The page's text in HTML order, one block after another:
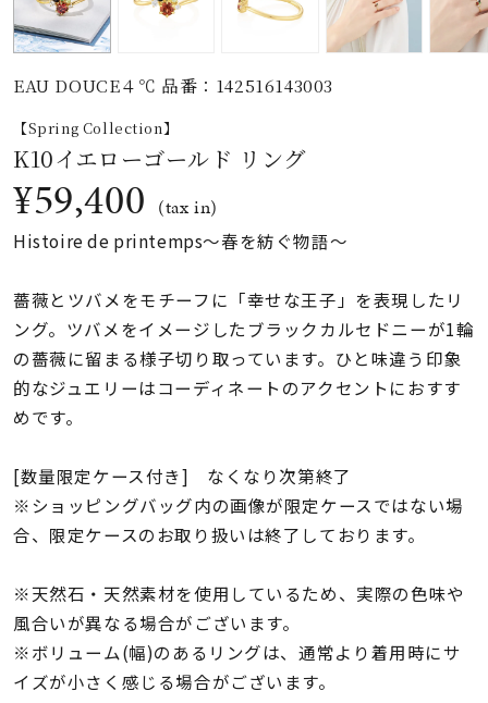
モチーフ
石の色
ファッションテイス
ト
コレクション
レディース
メンズ
リングサイズ
～
価格 ¥0
EAU DOUCE４℃ 品番：142516143003
【Spring Collection】
K10イエローゴールド リング
¥59,400 (tax in)
Histoire de printemps〜春を紡ぐ物語〜
薔薇とツバメをモチーフに「幸せな王子」を表現したリ
ング。ツバメをイメージしたブラックカルセドニーが1輪
の薔薇に留まる様子切り取っています。ひと味違う印象
的なジュエリーはコーディネートのアクセントにおすす
めです。
[数量限定ケース付き] なくなり次第終了
※ショッピングバッグ内の画像が限定ケースではない場
合、限定ケースのお取り扱いは終了しております。
※天然石・天然素材を使用しているため、実際の色味や
風合いが異なる場合がございます。
※ボリューム(幅)のあるリングは、通常より着用時にサ
イズが小さく感じる場合がございます。